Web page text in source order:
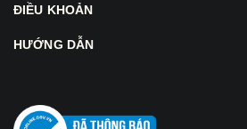
ĐIỀU KHOẢN
HƯỚNG DẪN